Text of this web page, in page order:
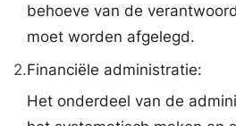
behoeve van de
moet worden afgelegd.
2.Financiële administratie:
Het onderdeel van de